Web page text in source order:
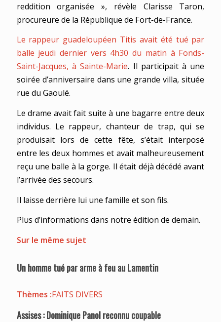
reddition organisée », révèle Clarisse Taron,
procureure de la République de Fort-de-France.
Le rappeur guadeloupéen Titis avait été tué par
balle jeudi dernier vers 4h30 du matin à Fonds-
Saint-Jacques, à Sainte-Marie. Il participait à une
soirée d’anniversaire dans une grande villa, située
rue du Gaoulé.
Le drame avait fait suite à une bagarre entre deux
individus. Le rappeur, chanteur de trap, qui se
produisait lors de cette fête, s’était interposé
entre les deux hommes et avait malheureusement
reçu une balle à la gorge. Il était déjà décédé avant
l’arrivée des secours.
Il laisse derrière lui une famille et son fils.
Plus d’informations dans notre édition de demain.
Sur le même sujet
Un homme tué par arme à feu au Lamentin
Thèmes :FAITS DIVERS
Assises : Dominique Panol reconnu coupable